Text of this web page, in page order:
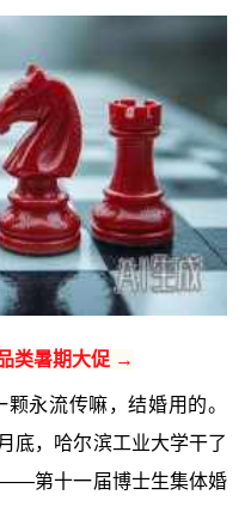
类暑期大促 →
永流传嘛，结婚用的。
底，哈尔滨工业大学干了
第十一届博士生集体婚